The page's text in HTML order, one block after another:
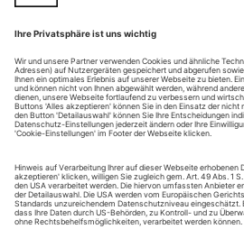
Stück heraus –entsprechend
Seine jüngste Arbeit, «vsprs»,
aufgeführt, verbindet
Glaubenssehnsucht und
Monteverdis «Marienvesper»
Paulo Ribeiro
zieht nach zehn Jahren Portugal eine